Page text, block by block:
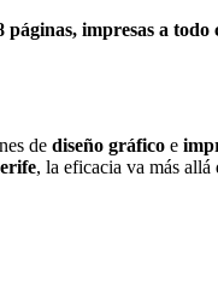
páginas, impresas a
de diseño gráfico e
, la eficacia va más